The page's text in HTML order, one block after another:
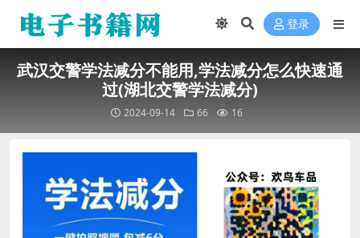
登录
武汉交警学法减分不能用,学法减分怎么快速通
过(湖北交警学法减分)
2024-09-14 66 16